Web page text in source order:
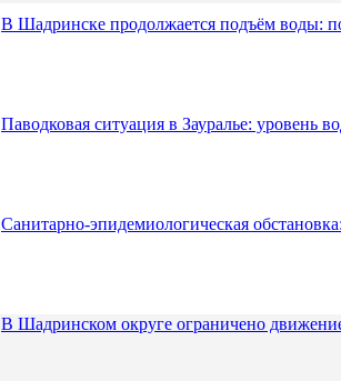
В Шадринске продолжается подъём воды:
Паводковая ситуация в Зауралье: уровень
Санитарно-эпидемиологическая
В Шадринском округе ограничено